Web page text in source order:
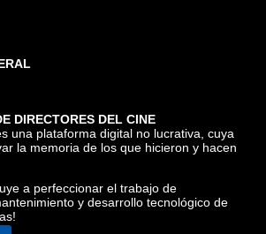
DIRECTORES DEL CINE
una plataforma digital no lucrativa, cuya
la memoria de los que hicieron y hacen
a perfeccionar el trabajo de
y desarrollo tecnológico de